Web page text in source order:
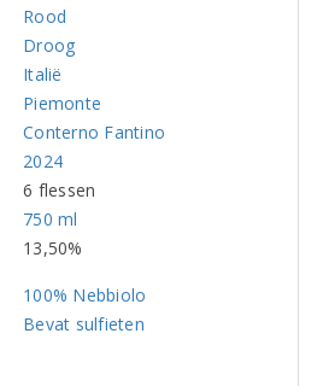
Rood
Droog
Italië
Piemonte
Conterno Fantino
2024
6 flessen
750 ml
13,50%
100% Nebbiolo
Bevat sulfieten